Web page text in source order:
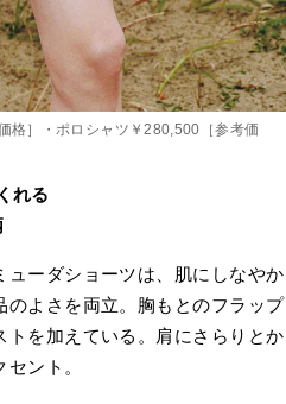
格］・ポロシャツ￥280,500［参考価
れる
ーダショーツは、肌にしなやか
よさを両立。胸もとのフラップ
を加えている。肩にさらりとか
ント。